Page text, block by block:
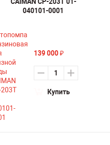
040101-0001
139 000 ₽
Купить